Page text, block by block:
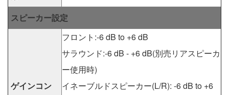
スピーカー設定
ゲインコン
フロント:-6 dB to +6 dB
サラウンド:-6 dB - +6 dB(別売リアスピーカ
ー使用時)
イネーブルドスピーカー(L/R): -6 dB to +6